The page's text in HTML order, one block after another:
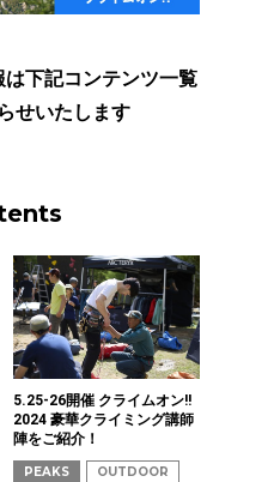
下記コンテンツ一覧
せいたします
5.25-26開催 クライムオン!!
2024 豪華クライミング講師
陣をご紹介！
PEAKS OUTDOOR